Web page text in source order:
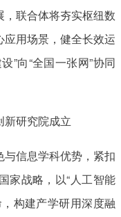
联合体将夯实枢纽数
用场景，健全长效运
”向“全国一张网”协同
新研究院成立
信息学科优势，紧扣
家战略，以“人工智能
构建产学研用深度融